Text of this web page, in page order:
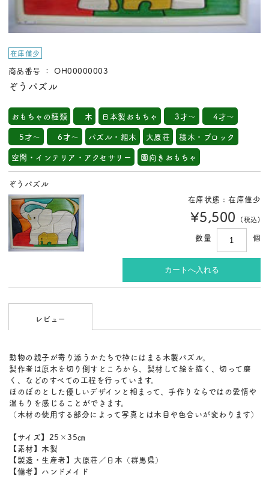
在庫僅少
商品番号 ： OH00000003
ぞうパズル
おもちゃの種類 木 日本製おもちゃ 3才～
4才～
5才～
6才～ パズル・組木 大原荘
積木・ブロック
空間・インテリア・アクセサリー
園向きおもちゃ
ぞうパズル
在庫状態 : 在庫僅少
¥5,500 (税込)
数量 個
レビュー
動物の親子が寄り添うかたちで枠にはまる木製パズル。
製作者は原木を切り倒すところから、製材して絵を描く、切って磨
く、などのすべての工程を行っています。
ほのぼのとした優しいデザインと相まって、手作りならではの愛情や
温もりを感じることができます。
（木材の使用する部分によって写真とは木目や色合いが変わります）
【サイズ】25×35㎝
【素材】木製
【製造・生産者】大原荘／日本（群馬県）
【備考】ハンドメイド